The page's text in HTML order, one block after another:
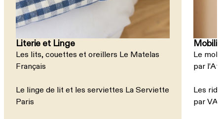
Literie et Linge
Les lits, couettes et oreillers Le Matelas
Français
Le linge de lit et les serviettes La Serviette
Paris
Le
par
Les
par VA